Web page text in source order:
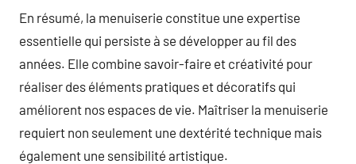
En résumé, la menuiserie constitue une expertise
essentielle qui persiste à se développer au fil des
années. Elle combine savoir-faire et créativité pour
réaliser des éléments pratiques et décoratifs qui
améliorent nos espaces de vie. Maîtriser la menuiserie
requiert non seulement une dextérité technique mais
également une sensibilité artistique.